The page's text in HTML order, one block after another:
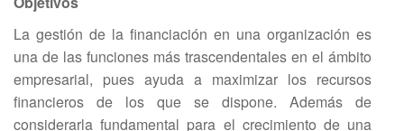
La gestión de la financiación en una organización es
una de las funciones más trascendentales en el ámbito
empresarial, pues ayuda a maximizar los recursos
financieros de los que se dispone. Además de
considerarla fundamental para el crecimiento de una